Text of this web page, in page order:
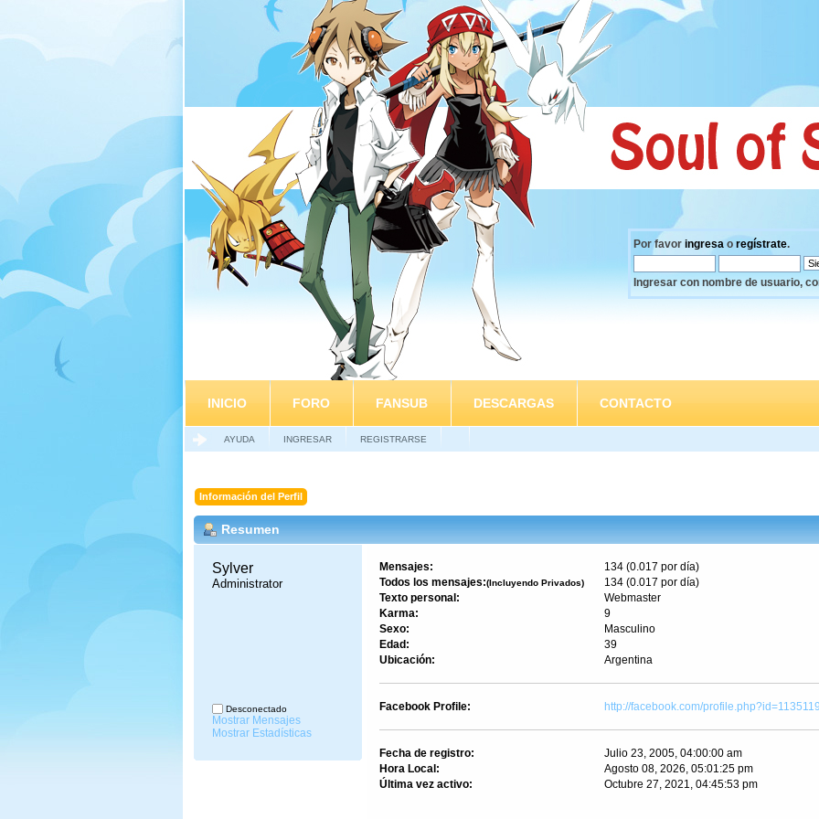
Por favor ingresa o regístrate.
Ingresar con nombre de usuario,
INICIO FORO FANSUB DESCARGAS CONTACTO
AYUDA INGRESAR REGISTRARSE
Información del Perfil
Resumen
Sylver
Administrator
Desconectado
Mostrar Mensajes
Mostrar Estadísticas
Mensajes:
134 (0.017 por día)
Todos los mensajes:(Incluyendo Privados)
134 (0.017 por día)
Texto personal:
Webmaster
Karma:
9
Sexo:
Masculino
Edad:
39
Ubicación:
Argentina
Facebook Profile: http://facebook.com/
Fecha de registro:
Julio 23, 2005, 04:00:00 am
Hora Local:
Agosto 08, 2026, 05:01:25 pm
Última vez activo:
Octubre 27, 2021, 04:45:53 pm